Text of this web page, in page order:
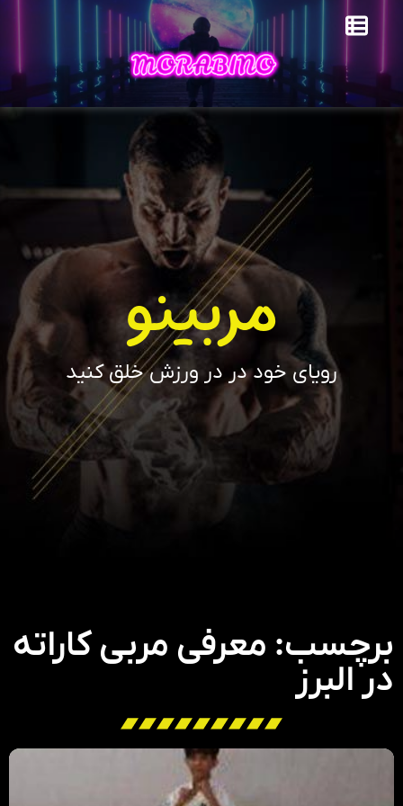
مربینو
رویای خود در در ورزش خلق کنید
برچسب: معرفی مربی کاراته
در البرز